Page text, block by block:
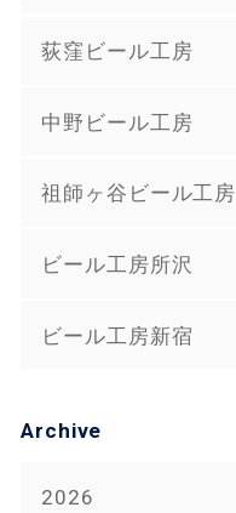
荻窪ビール工房
中野ビール工房
祖師ヶ谷ビール工房
ビール工房所沢
ビール工房新宿
Archive
2026